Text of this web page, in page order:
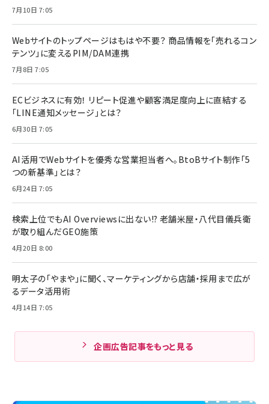
7月10日 7:05
Webサイトのトップページはもはや不要？ 商品情報を「売れるコン
テンツ」に変えるPIM/DAM連携
7月8日 7:05
ECビジネスに有効！ リピート促進や顧客満足度向上に直結する
「LINE通知メッセージ」とは？
6月30日 7:05
AI活用でWebサイトを優秀な営業担当者へ。BtoBサイト制作「5
つの新基準」とは？
6月24日 7:05
検索上位でもAI Overviewsに出ない!? 老舗米屋・八代目儀兵衛
が取り組んだGEO施策
4月20日 8:00
明太子の「やまや」に聞く、マーケティングから店舗・採用まで広が
るデータ活用術
4月14日 7:05
企画広告記事をもっと見る